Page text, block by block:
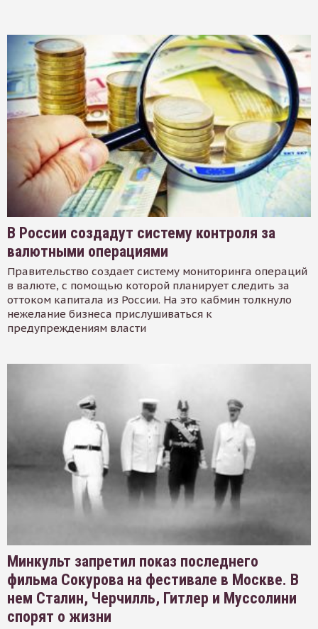
В России создадут систему контроля за
валютными операциями
Правительство создает систему мониторинга операций
в валюте, с помощью которой планирует следить за
оттоком капитала из России. На это кабмин толкнуло
нежелание бизнеса прислушиваться к
предупреждениям власти
Минкульт запретил показ последнего
фильма Сокурова на фестивале в Москве. В
нем Сталин, Черчилль, Гитлер и Муссолини
спорят о жизни